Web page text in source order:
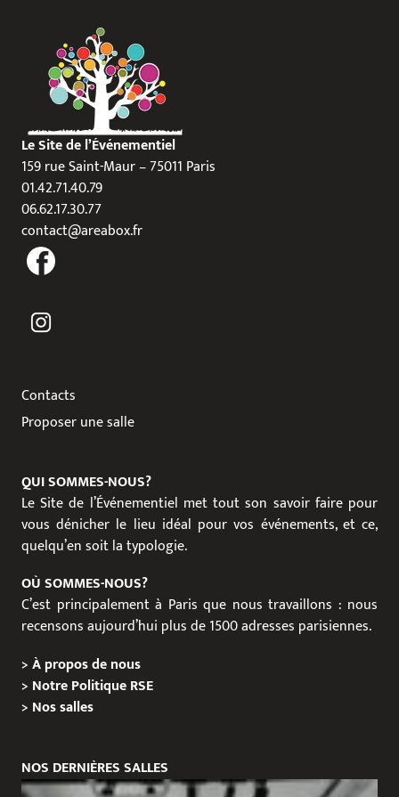
Le Site de l’Événementiel
159 rue Saint-Maur – 75011 Paris
01.42.71.40.79
06.62.17.30.77
contact@areabox.fr
Contacts
Proposer une salle
QUI SOMMES-NOUS?
Le Site de l’Événementiel met tout son savoir faire pour
vous dénicher le lieu idéal pour vos événements, et ce,
quelqu’en soit la typologie.
OÙ SOMMES-NOUS?
C’est principalement à Paris que nous travaillons : nous
recensons aujourd’hui plus de 1500 adresses parisiennes.
>À propos de nous
> Notre Politique RSE
> Nos salles
NOS DERNIÈRES SALLES